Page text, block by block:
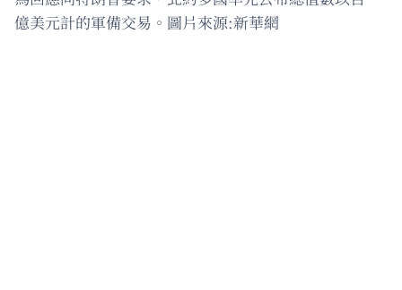
億美元計的軍備交易。圖片來源:新華網